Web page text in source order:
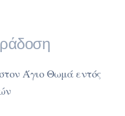
Άγιο Θωμά εντός